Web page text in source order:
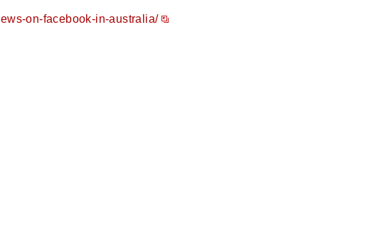
on-facebook-in-australia/